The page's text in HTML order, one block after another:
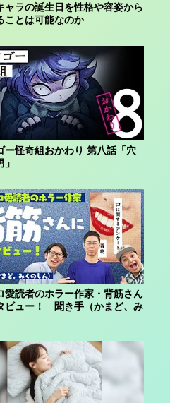
ャラの誕生日を性格や容姿から
ことは可能なのか
ー怪奇組おかわり 第八話「穴
愛読者のホラー作家・背筋さん
ビュー！ 聞き手（かまど、み